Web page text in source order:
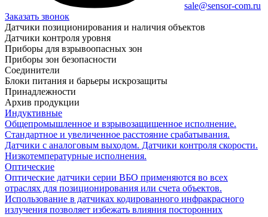
sale@sensor-com.ru
Заказать звонок
Датчики позиционирования и наличия объектов
Датчики контроля уровня
Приборы для взрывоопасных зон
Приборы зон безопасности
Соединители
Блоки питания и барьеры искрозащиты
Принадлежности
Архив продукции
Индуктивные
Общепромышленное и взрывозащищенное исполнение.
Стандартное и увеличенное расстояние срабатывания.
Датчики с аналоговым выходом. Датчики контроля скорости.
Низкотемпературные исполнения.
Оптические
Оптические датчики серии ВБО применяются во всех
отраслях для позиционирования или счета объектов.
Использование в датчиках кодированного инфракрасного
излучения позволяет избежать влияния посторонних